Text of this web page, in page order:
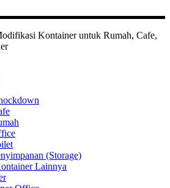
Kontainer untuk Rumah, Cafe,
(Storage)
Lainnya